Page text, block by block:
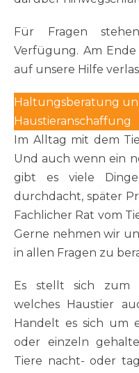
Für Fragen
Verfügung. Am Ende
auf unsere Hilfe
Haltungsberatung
Haustieranschaffung
Im Alltag mit dem
Und auch wenn ein
gibt es viele
durchdacht, später
Fachlicher Rat vom
Gerne nehmen wir
in allen Fragen zu
Es stellt sich zum
welches Haustier
Handelt es sich um
oder einzeln
Tiere nacht- oder